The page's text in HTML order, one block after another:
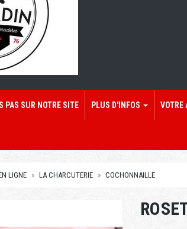
PAS SUR NOTRE SITE PLUS D'INFOS VOTRE
LIGNE LA CHARCUTERIE COCHONNAILLE